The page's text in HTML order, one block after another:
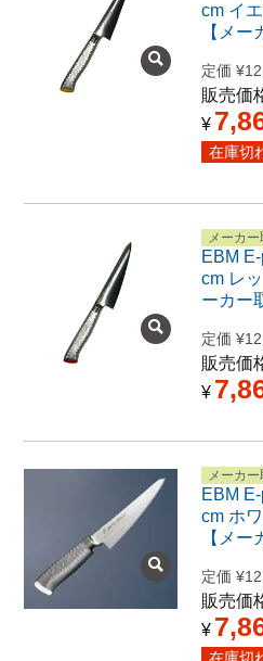
cm イ
【メー
定価 ¥
販売価
¥
在庫切
メーカ
EBM
cm レ
ーカー
定価 ¥
販売価
¥
メーカ
EBM
cm ホ
【メー
定価 ¥
販売価
¥